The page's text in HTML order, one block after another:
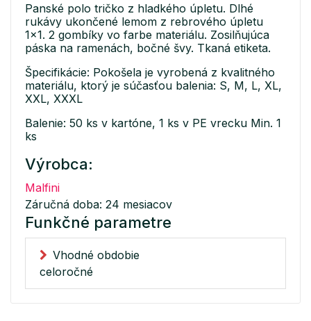
Panské polo tričko z hladkého úpletu. Dlhé
rukávy ukončené lemom z rebrového úpletu
1x1. 2 gombíky vo farbe materiálu. Zosilňujúca
páska na ramenách, bočné švy. Tkaná etiketa.
Špecifikácie: Pokošela je vyrobená z kvalitného
materiálu, ktorý je súčasťou balenia: S, M, L, XL,
XXL, XXXL
Balenie: 50 ks v kartóne, 1 ks v PE vrecku Min. 1
ks
Výrobca:
Malfini
Záručná doba: 24 mesiacov
Funkčné parametre
Vhodné obdobie
celoročné